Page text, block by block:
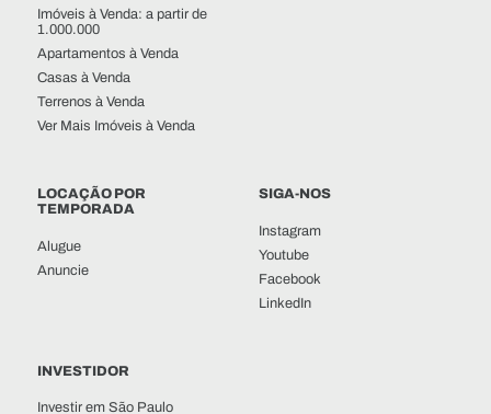
Imóveis à Venda: a partir de
1.000.000
Apartamentos à Venda
Casas à Venda
Terrenos à Venda
Ver Mais Imóveis à Venda
LOCAÇÃO POR
TEMPORADA
Alugue
Anuncie
SIGA-NOS
Instagram
Youtube
Facebook
LinkedIn
INVESTIDOR
Investir em São Paulo